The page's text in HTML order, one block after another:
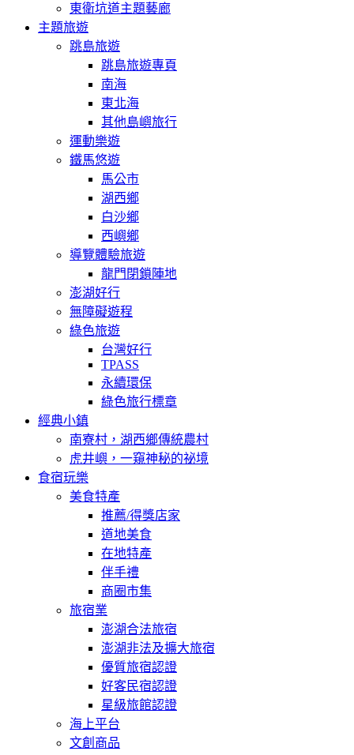
東衛坑道主題藝廊
主題旅遊
跳島旅遊
跳島旅遊專頁
南海
東北海
其他島嶼旅行
運動樂遊
鐵馬悠遊
馬公市
湖西鄉
白沙鄉
西嶼鄉
導覽體驗旅遊
龍門閉鎖陣地
澎湖好行
無障礙遊程
綠色旅遊
台灣好行
TPASS
永續環保
綠色旅行標章
經典小鎮
南寮村，湖西鄉傳統農村
虎井嶼，一窺神秘的祕境
食宿玩樂
美食特產
推薦/得獎店家
道地美食
在地特產
伴手禮
商圈市集
旅宿業
澎湖合法旅宿
澎湖非法及擴大旅宿
優質旅宿認證
好客民宿認證
星級旅館認證
海上平台
文創商品